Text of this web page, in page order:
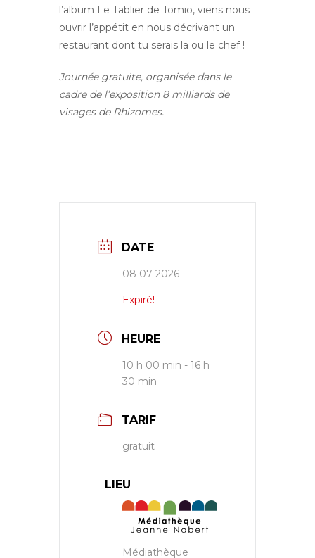
l’album Le Tablier de Tomio, viens nous
ouvrir l’appétit en nous décrivant un
restaurant dont tu serais la ou le chef !
Journée gratuite, organisée dans le
cadre de l’exposition 8 milliards de
visages de Rhizomes.
DATE
08 07 2026
Expiré!
HEURE
10 h 00 min - 16 h
30 min
TARIF
gratuit
LIEU
Médiathèque